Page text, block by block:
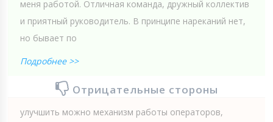
меня работой. Отличная команда, дружный коллектив
и приятный руководитель. В принципе нареканий нет,
но бывает по
Подробнее >>
Отрицательные стороны
улучшить можно механизм работы операторов,